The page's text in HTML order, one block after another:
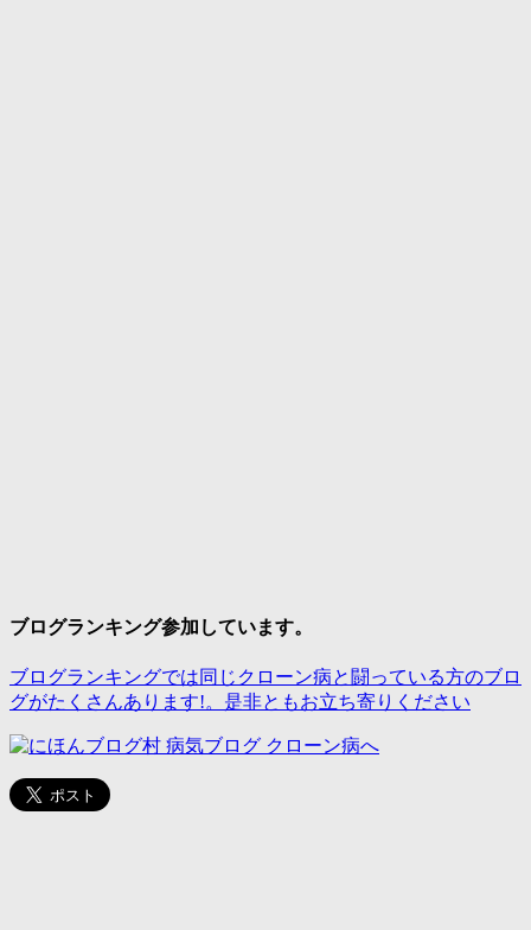
ブログランキング参加しています。
ブログランキングでは同じクローン病と闘っている方のブロ
グがたくさんあります!。是非ともお立ち寄りください